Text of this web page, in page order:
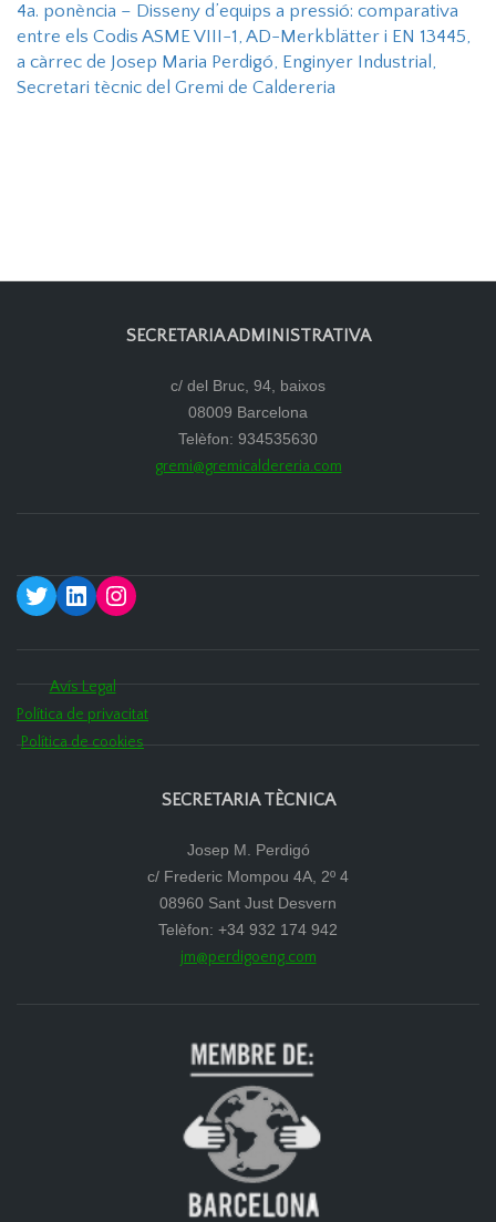
4a. ponència – Disseny d’equips a pressió: comparativa
entre els Codis ASME VIII-1, AD-Merkblätter i EN 13445,
a càrrec de Josep Maria Perdigó, Enginyer Industrial,
Secretari tècnic del Gremi de Caldereria
SECRETARIA ADMINISTRATIVA
c/ del Bruc, 94, baixos
08009 Barcelona
Telèfon: 934535630
gremi@gremicaldereria.com
TwitterLinkedInInstagram
Avís Legal
Política de privacitat
Política de cookies
SECRETARIA TÈCNICA
Josep M. Perdigó
c/ Frederic Mompou 4A, 2º 4
08960 Sant Just Desvern
Telèfon: +34 932 174 942
jm@perdigoeng.com